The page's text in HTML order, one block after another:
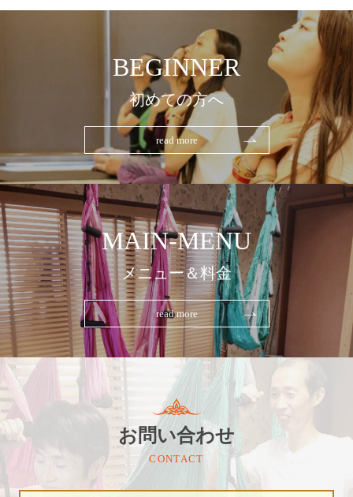
BEGINNER
初めての方へ
read more
MAIN-MENU
メニュー＆料金
read more
お問い合わせ
CONTACT